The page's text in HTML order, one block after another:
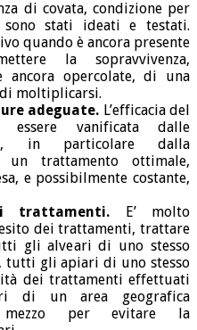
di covata, condizione per
stati ideati e testati.
quando è ancora presente
la sopravvivenza,
ancora opercolate, di una
moltiplicarsi.
adeguate. L’efficacia del
essere vanificata dalle
in particolare dalla
trattamento ottimale,
e possibilmente costante,
trattamenti. E’ molto
dei trattamenti, trattare
gli alveari di uno stesso
tutti gli apiari di uno stesso
dei trattamenti effettuati
di un area geografica
mezzo per evitare la